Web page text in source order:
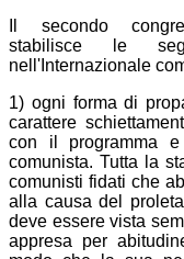
Il secondo
stabilisce le
nell'Internazionale
1) ogni forma di
carattere
con il programma
comunista. Tutta la
comunisti fidati che
alla causa del
deve essere vista
appresa per